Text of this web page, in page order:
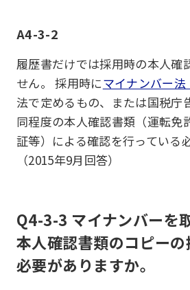
A4-3-2
履歴書だけでは採用時の本人確
せん。 採用時にマイナンバー法
法で定めるもの、または国税庁
同程度の本人確認書類（運転免
証等）による確認を行っている
（2015年9月回答）
Q4-3-3 マイナンバーを
本人確認書類のコピー
必要がありますか。